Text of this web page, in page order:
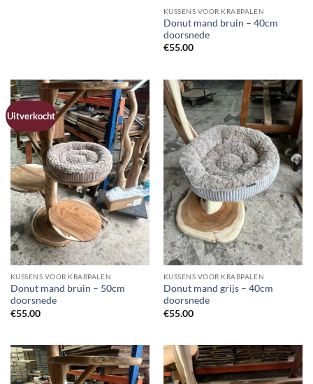
KUSSENS VOOR KRABPALEN
Donut mand bruin – 40cm
doorsnede
€55.00
Uitverkocht
KUSSENS VOOR KRABPALEN
Donut mand bruin – 50cm
doorsnede
€55.00
KUSSENS VOOR KRABPALEN
Donut mand grijs – 40cm
doorsnede
€55.00